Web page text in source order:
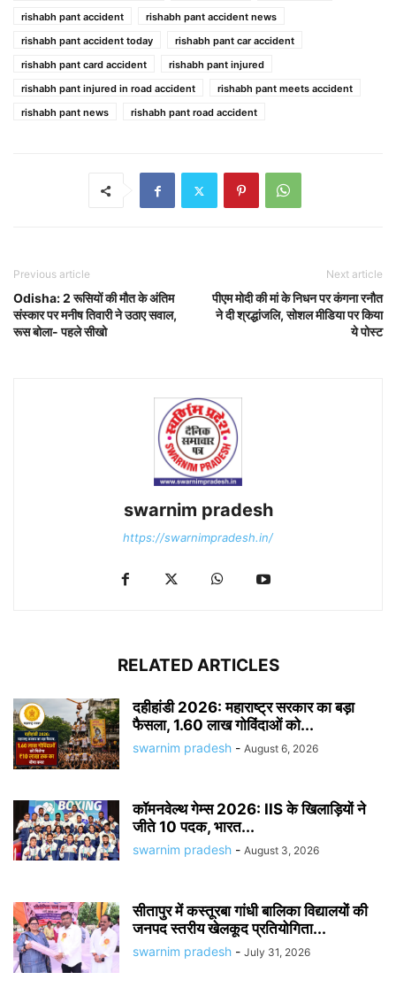
rishabh pant accident
rishabh pant accident news
rishabh pant accident today
rishabh pant car accident
rishabh pant card accident
rishabh pant injured
rishabh pant injured in road accident
rishabh pant meets accident
rishabh pant news
rishabh pant road accident
Previous article
Odisha: 2 रूसियों की मौत के अंतिम
संस्कार पर मनीष तिवारी ने उठाए सवाल,
रूस बोला- पहले सीखो
Next article
पीएम मोदी की मां के निधन पर कंगना रनौत
ने दी श्रद्धांजलि, सोशल मीडिया पर किया
ये पोस्ट
swarnim pradesh
https://swarnimpradesh.in/
RELATED ARTICLES
दहीहांडी 2026: महाराष्ट्र सरकार का बड़ा
फैसला, 1.60 लाख गोविंदाओं को...
swarnim pradesh - August 6, 2026
कॉमनवेल्थ गेम्स 2026: IIS के खिलाड़ियों ने
जीते 10 पदक, भारत...
swarnim pradesh - August 3, 2026
सीतापुर में कस्तूरबा गांधी बालिका विद्यालयों की
जनपद स्तरीय खेलकूद प्रतियोगिता...
swarnim pradesh - July 31, 2026